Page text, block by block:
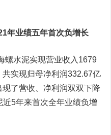
业绩五年首次负增长
水泥实现营业收入1679
实现归母净利润332.67亿
了营收、净利润双双下降
5年来首次全年业绩负增